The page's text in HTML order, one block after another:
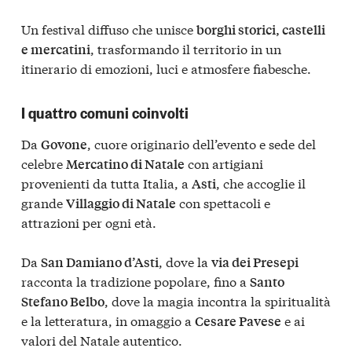
Un festival diffuso che unisceborghi storici, castelli
e mercatini, trasformando il territorio in un
itinerario di emozioni, luci e atmosfere fiabesche.
I quattro comuni coinvolti
Da Govone, cuore originario dell’evento e sede del
celebreMercatino di Natale con artigiani
provenienti da tutta Italia, a Asti, che accoglie il
grandeVillaggio di Natale con spettacoli e
attrazioni per ogni età.
Da San Damiano d’Asti, dove la via dei Presepi
racconta la tradizione popolare, fino a Santo
Stefano Belbo, dove la magia incontra la spiritualità
e la letteratura, in omaggio a Cesare Pavese e ai
valori del Natale autentico.